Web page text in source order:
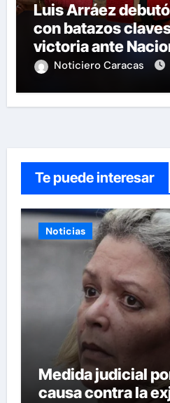
Luis Arráez
con batazos
victoria ante
Noticiero Caracas
Te puede interesar
Noticias
Medida judicial
causa contra la